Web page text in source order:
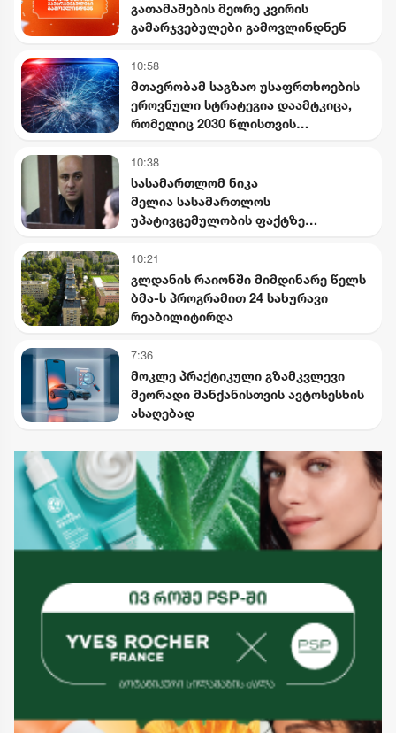
გათამაშების მეორე კვირის
გამარჯვებულები გამოვლინდნენ
10:58
მთავრობამ საგზაო უსაფრთხოების
ეროვნული სტრატეგია დაამტკიცა,
რომელიც 2030 წლისთვის
რაოდენობის 25%-ით შემცირებას
ითვალისწინებს
10:38
სასამართლომ ნიკა
მელია სასამართლოს
უპატივცემულობის ფაქტზე
10:21
გლდანის რაიონში მიმდინარე წელს
ბმა-ს პროგრამით 24 სახურავი
რეაბილიტირდა
7:36
მოკლე პრაქტიკული გზამკვლევი
მეორადი მანქანისთვის ავტოსესხის
ასაღებად